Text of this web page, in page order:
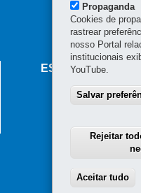
Navegação
principal
ESCOLA DE
Rua Doutor
82821-016-
Propaganda
Cookies de
rastrear
nosso Portal
institucionais
YouTube.
Salvar
Rejeitar
Aceitar tudo